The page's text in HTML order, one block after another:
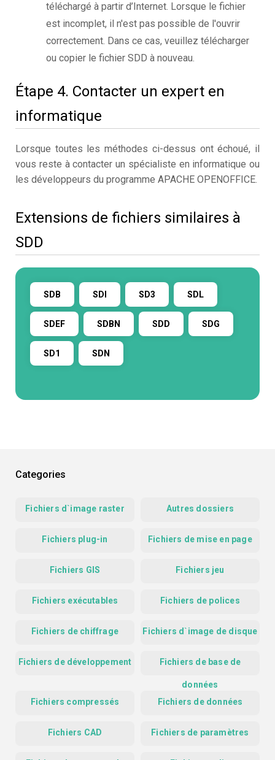
téléchargé à partir d’Internet. Lorsque le fichier
est incomplet, il n'est pas possible de l'ouvrir
correctement. Dans ce cas, veuillez télécharger
ou copier le fichier SDD à nouveau.
Étape 4. Contacter un expert en
informatique
Lorsque toutes les méthodes ci-dessus ont échoué, il
vous reste à contacter un spécialiste en informatique ou
les développeurs du programme APACHE OPENOFFICE.
Extensions de fichiers similaires à
SDD
SDB SDI SD3 SDL
SDEF SDBN SDD SDG
SD1 SDN
Categories
Fichiers d`image raster Autres dossiers
Fichiers plug-in Fichiers de mise en page
Fichiers GIS Fichiers jeu
Fichiers exécutables Fichiers de polices
Fichiers de chiffrage Fichiers d`image de disque
Fichiers de développement Fichiers de base de
données
Fichiers compressés
Fichiers de données
Fichiers CAD Fichiers de paramètres